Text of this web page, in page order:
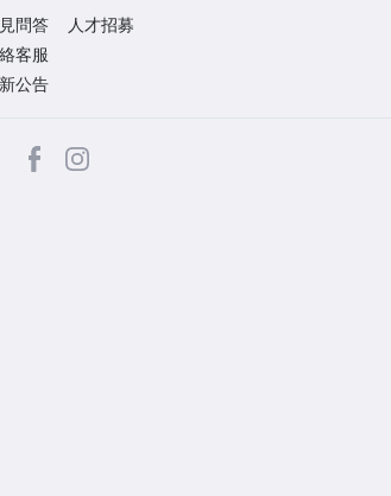
問答
客服
公告
人才招募
facebook